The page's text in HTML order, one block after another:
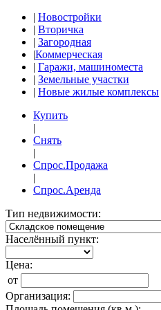
| Новостройки
| Вторичка
| Загородная
|Коммерческая
| Гаражи, машиноместа
| Земельные участки
| Новые жилые комплексы
Купить
|
Снять
|
Спрос.Продажа
|
Спрос.Аренда
Тип недвижимости:
Населённый пункт:
Цена:
от
Организация: